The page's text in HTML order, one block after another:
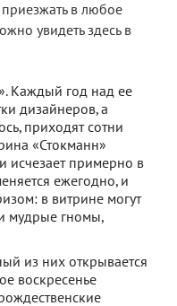
в любое
увидеть здесь в
Каждый год над ее
дизайнеров, а
приходят сотни
«Стокманн»
исчезает примерно в
ежегодно, и
в витрине могут
мудрые гномы,
из них открывается
воскресенье